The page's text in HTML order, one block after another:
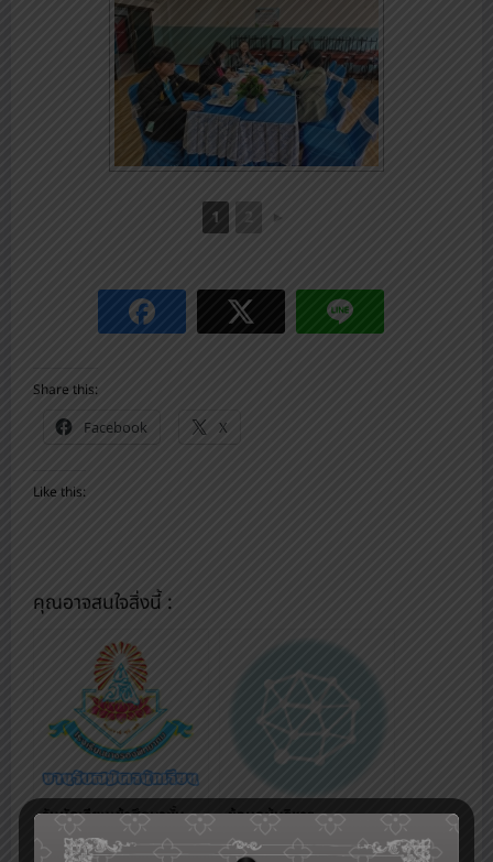
1 2 ►
Share this:
Facebook
X
Like this:
คุณอาจสนใจสิ่งนี้ :
รับนักเรียนเข้าศึกษาชั้น
มัธยมศึกษาปีที่ 1 และ 4
ผ่านระบบออนไลน์
ข้อมูลผู้บริหาร